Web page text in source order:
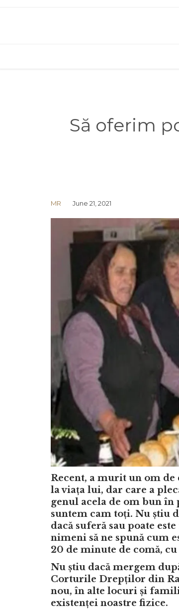
Să oferim
MR June 21, 2021
Recent, a murit un om
la viața lui, dar care a
genul acela de om bun
suntem cam toți. Nu știu
dacă suferă sau poate
nimeni să ne spună cum
20 de minute de comă,
Nu știu dacă mergem
Corturile Drepților din
nou, în alte locuri și
existenței noastre fizice.